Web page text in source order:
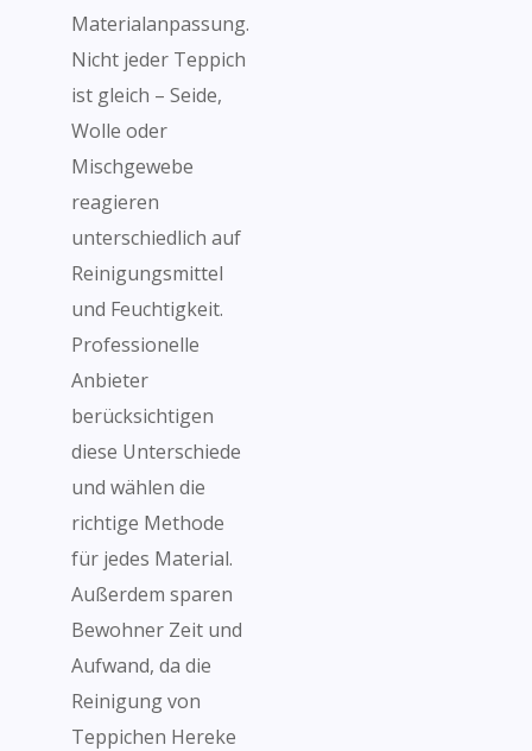
Materialanpassung.
Nicht jeder Teppich
ist gleich – Seide,
Wolle oder
Mischgewebe
reagieren
unterschiedlich auf
Reinigungsmittel
und Feuchtigkeit.
Professionelle
Anbieter
berücksichtigen
diese Unterschiede
und wählen die
richtige Methode
für jedes Material.
Außerdem sparen
Bewohner Zeit und
Aufwand, da die
Reinigung von
Teppichen Hereke